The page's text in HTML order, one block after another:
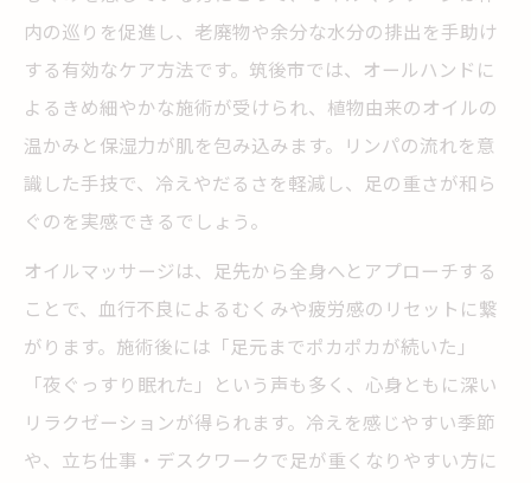
内の巡りを促進し、老廃物や余分な水分の排出を手助け
する有効なケア方法です。筑後市では、オールハンドに
よるきめ細やかな施術が受けられ、植物由来のオイルの
温かみと保湿力が肌を包み込みます。リンパの流れを意
識した手技で、冷えやだるさを軽減し、足の重さが和ら
ぐのを実感できるでしょう。
オイルマッサージは、足先から全身へとアプローチする
ことで、血行不良によるむくみや疲労感のリセットに繋
がります。施術後には「足元までポカポカが続いた」
「夜ぐっすり眠れた」という声も多く、心身ともに深い
リラクゼーションが得られます。冷えを感じやすい季節
や、立ち仕事・デスクワークで足が重くなりやすい方に